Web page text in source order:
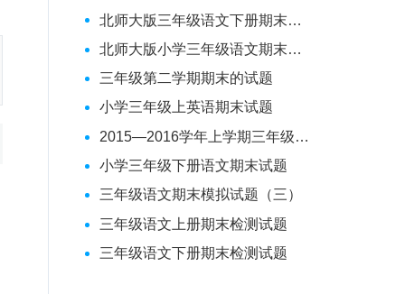
北师大版三年级语文下册期末测试
北师大版小学三年级语文期末测试卷
三年级第二学期期末的试题
小学三年级上英语期末试题
2015—2016学年上学期三年级英语期末工作总结
小学三年级下册语文期末试题
三年级语文期末模拟试题（三）
三年级语文上册期末检测试题
三年级语文下册期末检测试题